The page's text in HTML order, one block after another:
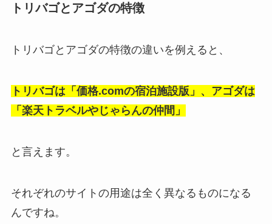
トリバゴとアゴダの特徴
トリバゴとアゴダの特徴の違いを例えると、
トリバゴは「価格.comの宿泊施設版」、アゴダは
「楽天トラベルやじゃらんの仲間」
と言えます。
それぞれのサイトの用途は全く異なるものになる
んですね。